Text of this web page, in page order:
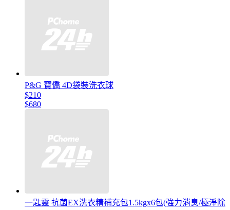
P&G 寶僑 4D袋裝洗衣球
$210
$680
一匙靈 抗菌EX洗衣精補充包1.5kgx6包(強力消臭/極淨除